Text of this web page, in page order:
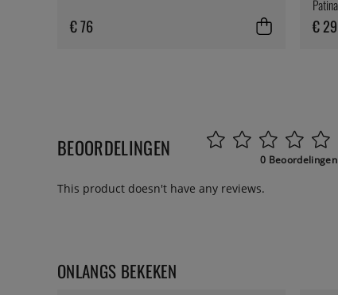
€ 76 € 29
BEOORDELINGEN 0 Beoordelingen
This product doesn't have any reviews.
ONLANGS BEKEKEN